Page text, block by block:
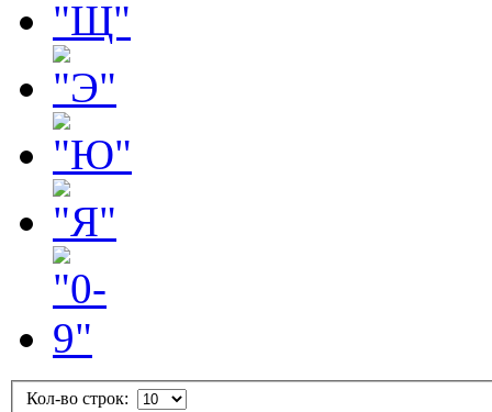
Кол-во строк: